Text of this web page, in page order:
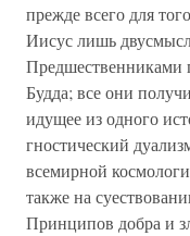
прежде всего для
Иисус лишь
Предшественниками
Будда; все они
идущее из одного
гностический
всемирной
также на
Принципов добра и